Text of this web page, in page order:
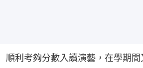
順利考夠分數入讀演藝，在學期